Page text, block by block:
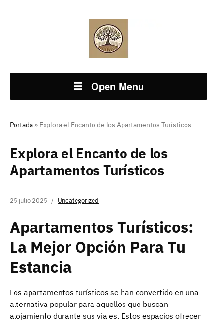
Open Menu
Portada » Explora el Encanto de los Apartamentos Turísticos
Explora el Encanto de los
Apartamentos Turísticos
25 julio 2025 Uncategorized
Apartamentos Turísticos:
La Mejor Opción Para Tu
Estancia
Los apartamentos turísticos se han convertido en una
alternativa popular para aquellos que buscan
alojamiento durante sus viajes. Estos espacios ofrecen